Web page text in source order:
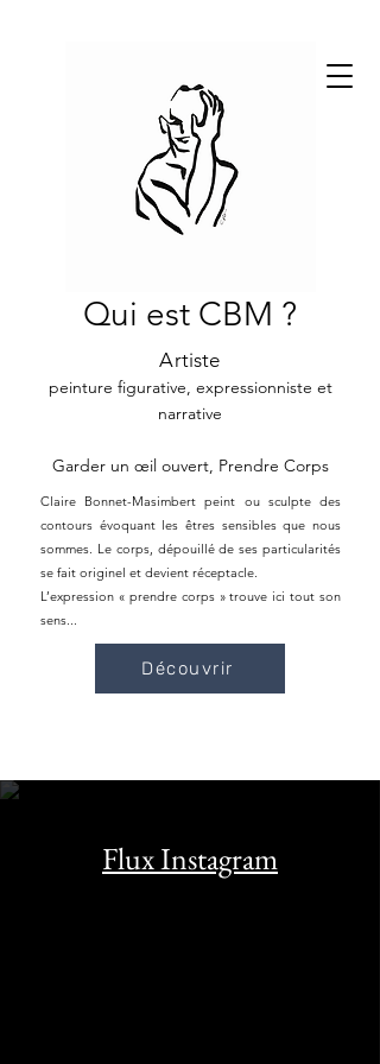
Qui est CBM ?
Artiste
peinture figurative, expressionniste et
narrative
Garder un œil ouvert, Prendre Corps
Claire Bonnet-Masimbert peint ou sculpte des
contours évoquant les êtres sensibles que nous
sommes. Le corps, dépouillé de ses particularités
se fait originel et devient réceptacle.
L’expression « prendre corps » trouve ici tout son
sens...
Découvrir
Flux Instagram